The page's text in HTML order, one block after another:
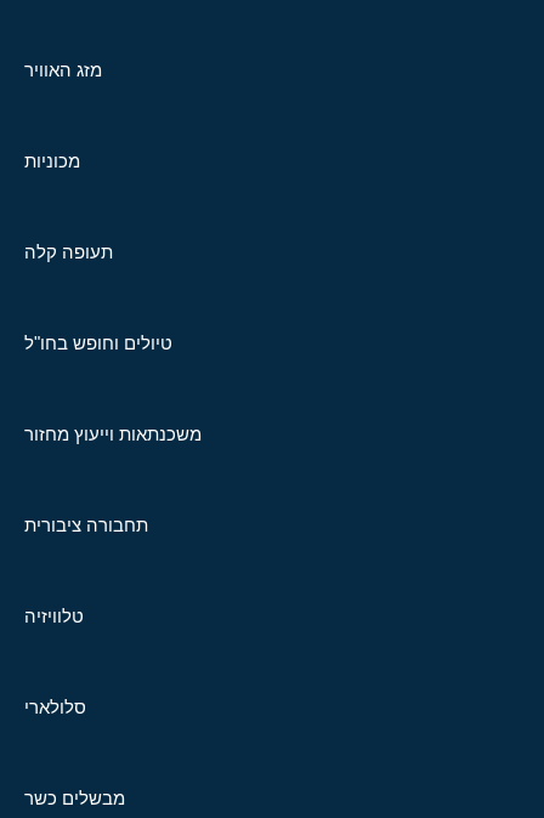
מזג האוויר
מכוניות
תעופה קלה
טיולים וחופש בחו"ל
משכנתאות וייעוץ מחזור
תחבורה ציבורית
טלוויזיה
סלולארי
מבשלים כשר